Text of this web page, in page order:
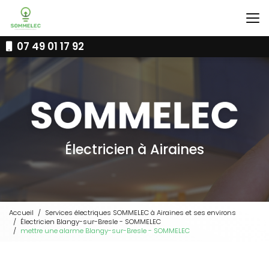
contenu
principal07 49 01 17 92
Électricien à Airaines
Accueil
Services électriques SOMMELEC à Airaines et ses environs
Électricien Blangy-sur-Bresle - SOMMELEC
mettre une alarme Blangy-sur-Bresle - SOMMELEC